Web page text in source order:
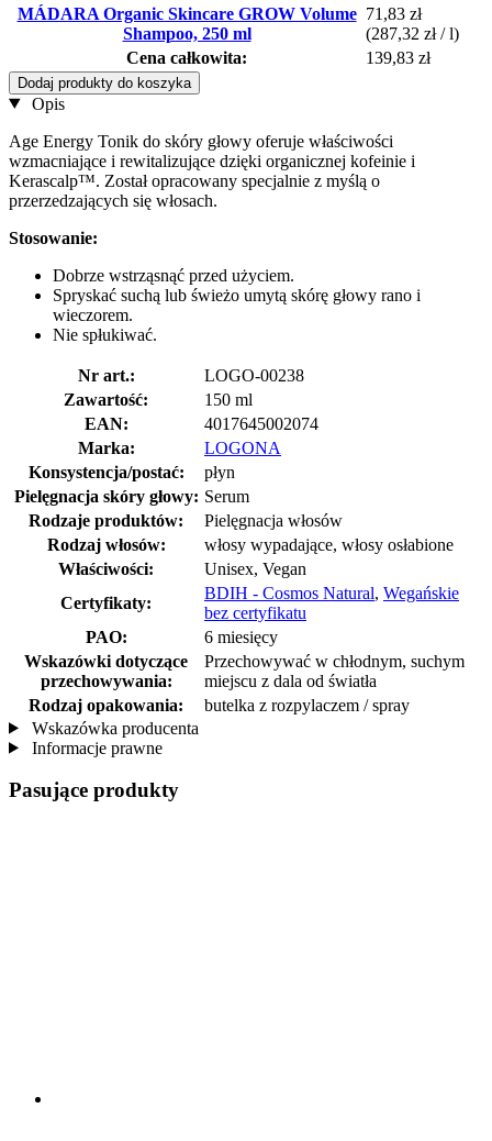
MÁDARA Organic Skincare GROW Volume
Shampoo, 250 ml
71,83 zł
(287,32 zł / l)
Cena całkowita:
139,83 zł
Dodaj produkty do koszyka
Opis
Age Energy Tonik do skóry głowy oferuje właściwości
wzmacniające i rewitalizujące dzięki organicznej kofeinie i
Kerascalp™. Został opracowany specjalnie z myślą o
przerzedzających się włosach.
Stosowanie:
Dobrze wstrząsnąć przed użyciem.
Spryskać suchą lub świeżo umytą skórę głowy rano i
wieczorem.
Nie spłukiwać.
Nr art.:
LOGO-00238
Zawartość:
150 ml
EAN:
4017645002074
Marka:
LOGONA
Konsystencja/postać:
płyn
Pielęgnacja skóry głowy: Serum
Rodzaje produktów:
Pielęgnacja włosów
Rodzaj włosów:
włosy wypadające, włosy osłabione
Właściwości:
Unisex, Vegan
Certyfikaty:
BDIH - Cosmos Natural, Wegańskie
bez certyfikatu
PAO:
6 miesięcy
Wskazówki dotyczące
przechowywania:
Przechowywać w chłodnym, suchym
miejscu z dala od światła
Rodzaj opakowania:
butelka z rozpylaczem / spray
Wskazówka producenta
Informacje prawne
Pasujące produkty